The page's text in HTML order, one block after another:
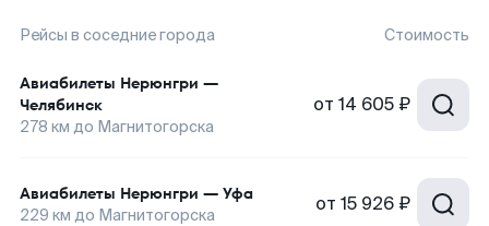
Рейсы в соседние города Стоимость
Авиабилеты Нерюнгри —
Челябинск
278 км до Магнитогорска
от 14 605 ₽
Авиабилеты Нерюнгри — Уфа
229 км до Магнитогорска от 15 926 ₽